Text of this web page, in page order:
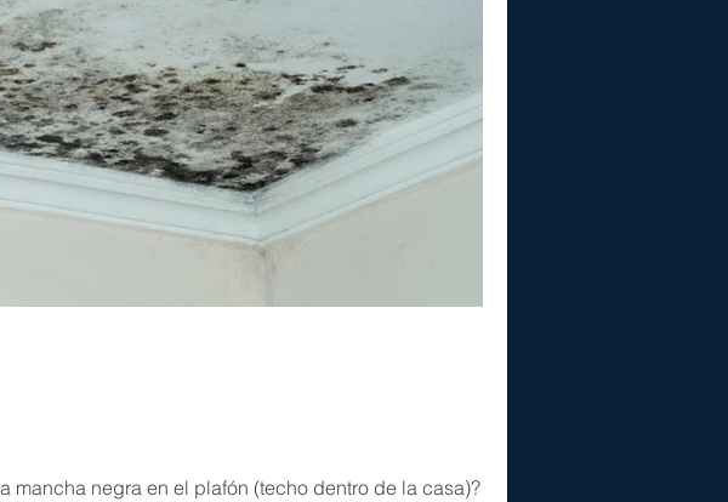
negra en el plafón (techo dentro de la casa)? Los